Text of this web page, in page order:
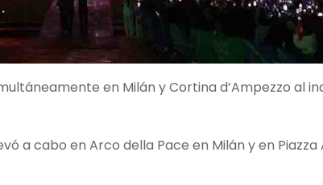
en Milán y Cortina d’Ampezzo al
a cabo en Arco della Pace en Milán y en Piazza